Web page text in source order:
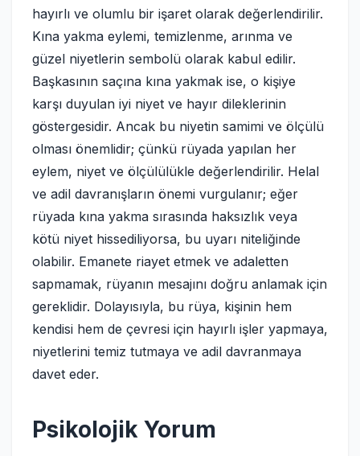
hayırlı ve olumlu bir işaret olarak değerlendirilir.
Kına yakma eylemi, temizlenme, arınma ve
güzel niyetlerin sembolü olarak kabul edilir.
Başkasının saçına kına yakmak ise, o kişiye
karşı duyulan iyi niyet ve hayır dileklerinin
göstergesidir. Ancak bu niyetin samimi ve ölçülü
olması önemlidir; çünkü rüyada yapılan her
eylem, niyet ve ölçülülükle değerlendirilir. Helal
ve adil davranışların önemi vurgulanır; eğer
rüyada kına yakma sırasında haksızlık veya
kötü niyet hissediliyorsa, bu uyarı niteliğinde
olabilir. Emanete riayet etmek ve adaletten
sapmamak, rüyanın mesajını doğru anlamak için
gereklidir. Dolayısıyla, bu rüya, kişinin hem
kendisi hem de çevresi için hayırlı işler yapmaya,
niyetlerini temiz tutmaya ve adil davranmaya
davet eder.
Psikolojik Yorum